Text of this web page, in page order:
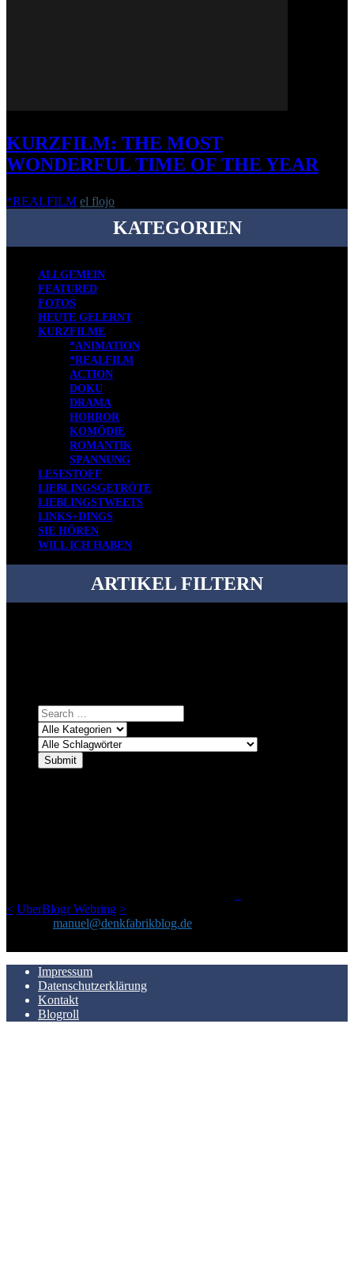
KURZFILM: THE MOST
WONDERFUL TIME OF THE YEAR
*REALFILM el flojo
KATEGORIEN
ALLGEMEIN
FEATURED
FOTOS
HEUTE GELERNT
KURZFILME
*ANIMATION
*REALFILM
ACTION
DOKU
DRAMA
HORROR
KOMÖDIE
ROMANTIK
SPANNUNG
LESESTOFF
LIEBLINGSGETRÖTE
LIEBLINGSTWEETS
LINKS+DINGS
SIE HÖREN
WILL ICH HABEN
ARTIKEL FILTERN
< UberBlogr Webring >
manuel@denkfabrikblog.de
Impressum
Datenschutzerklärung
Kontakt
Blogroll